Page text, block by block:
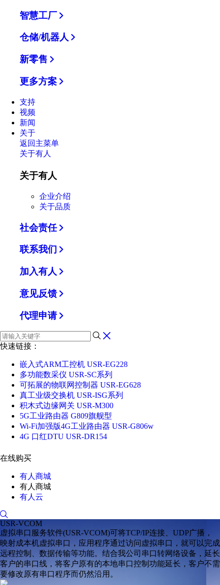
智慧工厂
仓储/机器人
新零售
更多方案
支持
视频
新闻
关于
返回主菜单
关于有人
关于有人
企业介绍
关于品质
社会责任
联系我们
加入有人
意见反馈
代理申请
快速链接：
嵌入式ARM工控机 USR-EG228
多功能数采仪 USR-SC系列
可拓展的物联网控制器 USR-EG628
真工业级交换机 USR-ISG系列
积木式边缘网关 USR-M300
5G工业路由器 G809旗舰型
Wi-Fi加强版4G工业路由器 USR-G806w
4G 口红DTU USR-DR154
在线购买
有人商城
有人商城
有人云
USR-VCOM
虚拟串口服务软件(USR-VCOM)可将TCP/IP连接、UDP广播，
映射成本机虚拟串口，应用程序通过访问虚拟串口，就可以完成
远程控制、数据传输等功能。结合我公司串口转网络设备，延长
客户的串口线，将客户原有的本地串口控制功能延长，客户不需
要修改原有串口程序而仍然沿用。